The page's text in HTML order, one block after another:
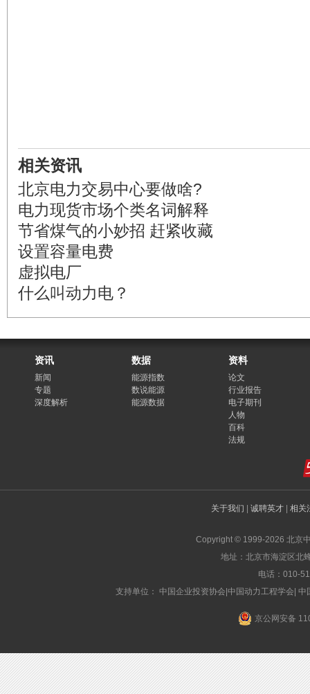
相关资讯
北京电力交易中心要做啥?
电力现货市场个类名词解释
节省煤气的小妙招 赶紧收藏
设置容量电费
虚拟电厂
什么叫动力电？
资讯
新闻
专题
深度解析
数据
能源指数
数说能源
能源数据
资料
论文
行业报告
电子期刊
人物
百科
法规
关于我们 诚聘英才 相关
Copyright © 1999-2026 北京
地址：北京市海淀区北
电话：010-
支持单位： 中国企业投资协会|中国动力工程学会|
京公网安备